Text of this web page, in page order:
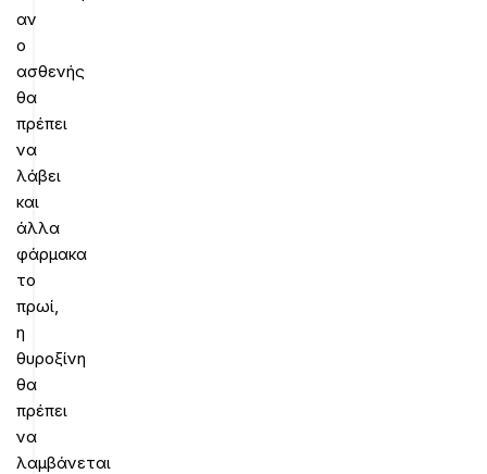
αν
ο
ασθενής
θα
πρέπει
να
λάβει
και
άλλα
φάρμακα
το
πρωί,
η
θυροξίνη
θα
πρέπει
να
λαμβάνεται